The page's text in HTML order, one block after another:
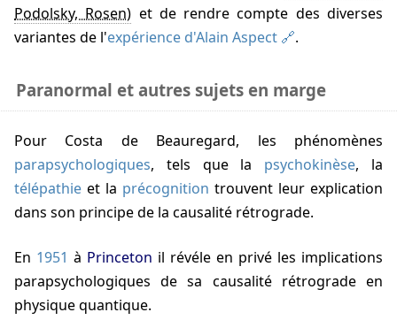
et de rendre compte des diverses
variantes de l'expérience d'Alain Aspect .
Paranormal et autres sujets en marge
Pour Costa de Beauregard, les phénomènes
parapsychologiques, tels que la psychokinèse, la
télépathie et la précognition trouvent leur explication
dans son principe de la causalité rétrograde.
En 1951 à Princeton il révéle en privé les implications
parapsychologiques de sa causalité rétrograde en
physique quantique.